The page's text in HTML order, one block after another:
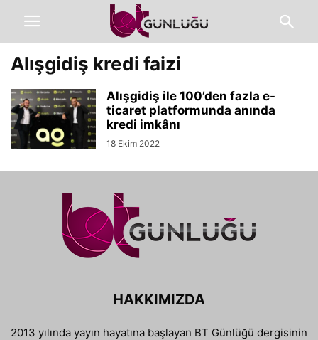
Alışgidiş kredi faizi
Alışgidiş ile 100’den fazla e-
ticaret platformunda anında
kredi imkânı
18 Ekim 2022
HAKKIMIZDA
2013 yılında yayın hayatına başlayan BT Günlüğü dergisinin